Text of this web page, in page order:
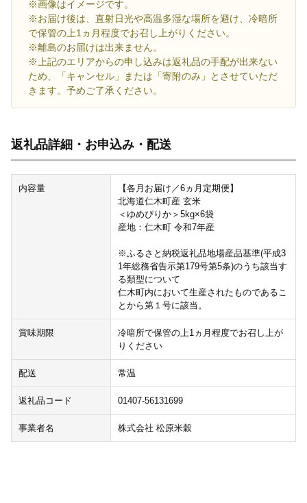
※画像はイメージです。
※お届け後は、直射日光や高温多湿な場所を避け、冷暗所
で保管の上1ヵ月程度でお召し上がりください。
※離島のお届けは出来ません。
※上記のエリアからの申し込みは返礼品の手配が出来ない
ため、「キャンセル」または「寄附のみ」とさせていただ
きます。予めご了承ください。
返礼品詳細・お申込み・配送
内容量
【各月お届け／6ヵ月定期便】
北海道仁木町産 玄米
＜ゆめぴりか＞5kg×6袋
産地：仁木町 令和7年産
※ふるさと納税返礼品地場産品基準(平成3
1年総務省告示第179号第5条)のうち該当す
る類型について
仁木町内において生産されたものであるこ
とから第１号に該当。
賞味期限
冷暗所で保管の上1ヵ月程度でお召し上が
りください
配送 常温
返礼品コード 01407-56131699
事業者名 株式会社 松原米穀